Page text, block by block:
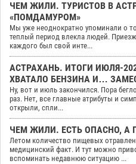
ЧЕМ ЖИЛИ. ТУРИСТОВ В
«ПОМДАМУРОМ»
Мы уже неоднократно упоминали о
теплый период влекла людей.
каждого был свой инте...
АСТРАХАНЬ. ИТОГИ ИЮЛЯ-
ХВАТАЛО БЕНЗИНА И…
Ну, вот и июль закончился. Пора
раз. Нет, все главные атрибуты и
открыли, спли...
ЧЕМ ЖИЛИ. ЕСТЬ ОПАСНО, А
Летом количество пищевых
медицинский факт. И тут можно
вспоминать недавнюю ситуацию ...